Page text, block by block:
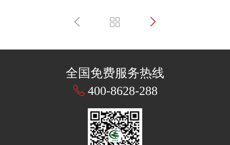
全国免费服务热线
400-8628-288